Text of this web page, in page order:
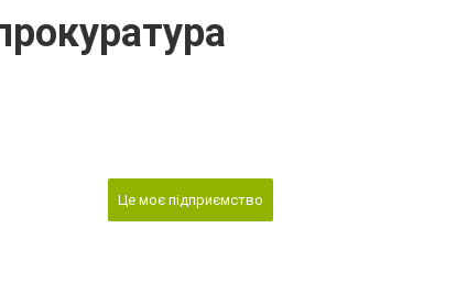
Це моє підприємство